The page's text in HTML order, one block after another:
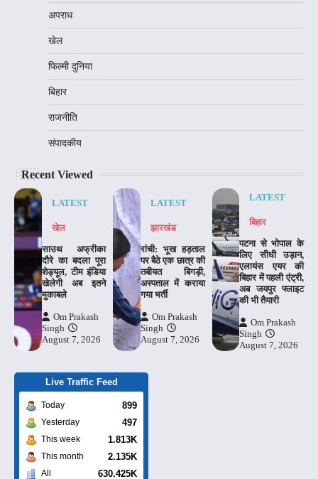
अपराध
खेल
फिल्मी दुनिया
बिहार
राजनीति
संपादकीय
Recent Viewed
LATEST
खेल
साउथ अफ्रीका
दौरे का बदला पूरा
शेड्यूल, टीम इंडिया
खेलेगी अब इतने
मुकाबले
Om Prakash
Singh
August 7, 2026
LATEST
झारखंड
रांची: भूख हड़ताल
पर बैठे एक छात्र की
तबीयत बिगड़ी,
अस्पताल में कराया
गया भर्ती
Om Prakash
Singh
August 7, 2026
LATEST
बिहार
पटना से भोपाल के
लिए सीधी उड़ान,
एलायंस एयर की
बिहार में पहली एंट्री,
अब जयपुर फ्लाइट
की भी तैयारी
Om Prakash
Singh
August 7, 2026
Live Traffic Feed
Today 899
Yesterday 497
This week 1.813K
This month 2.135K
All 630.425K